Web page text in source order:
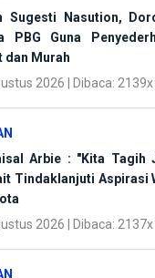
Sugesti Nasution,
PBG Guna
dan Murah
2026 | Dibaca: 2139x
Arbie : "Kita Tagih
Tindaklanjuti Aspirasi
2026 | Dibaca: 2137x